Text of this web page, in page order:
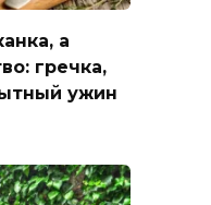
а
гречка,
ужин